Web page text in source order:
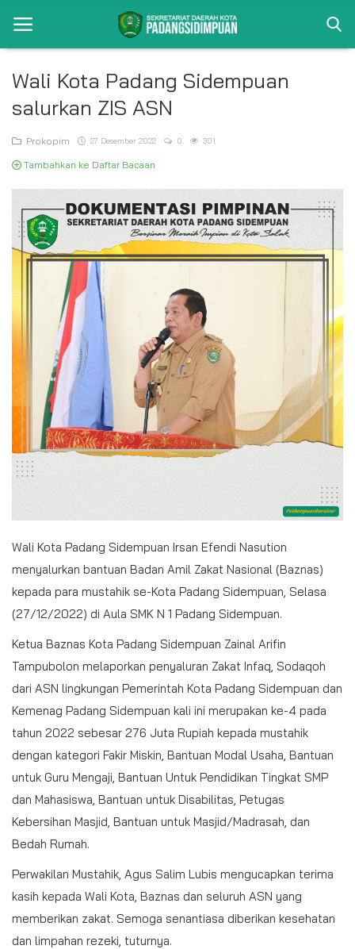
Beranda
Album
Visi Misi
Bagian
Kontak
Pencapaian
Wali Kota Padang Sidempuan
salurkan ZIS ASN
Prokopim 27 Desember 2022 0 301
Tambahkan ke Daftar Bacaan
Wali Kota Padang Sidempuan Irsan Efendi Nasution
menyalurkan bantuan Badan Amil Zakat Nasional (Baznas)
kepada para mustahik se-Kota Padang Sidempuan, Selasa
(27/12/2022) di Aula SMK N 1 Padang Sidempuan.
Ketua Baznas Kota Padang Sidempuan Zainal Arifin
Tampubolon melaporkan penyaluran Zakat Infaq, Sodaqoh
dari ASN lingkungan Pemerintah Kota Padang Sidempuan dan
Kemenag Padang Sidempuan kali ini merupakan ke-4 pada
tahun 2022 sebesar 276 Juta Rupiah kepada mustahik
dengan kategori Fakir Miskin, Bantuan Modal Usaha, Bantuan
untuk Guru Mengaji, Bantuan Untuk Pendidikan Tingkat SMP
dan Mahasiswa, Bantuan untuk Disabilitas, Petugas
Kebersihan Masjid, Bantuan untuk Masjid/Madrasah, dan
Bedah Rumah.
Perwakilan Mustahik, Agus Salim Lubis mengucapkan terima
kasih kepada Wali Kota, Baznas dan seluruh ASN yang
memberikan zakat. Semoga senantiasa diberikan kesehatan
dan limpahan rezeki, tuturnya.